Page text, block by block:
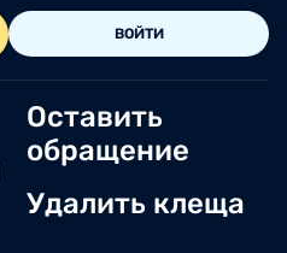
ВОЙТИ
Оставить
обращение
Удалить клеща